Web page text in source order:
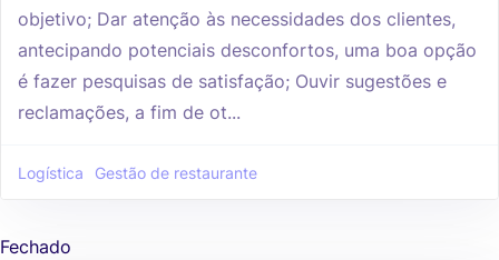
objetivo; Dar atenção às necessidades dos clientes,
antecipando potenciais desconfortos, uma boa opção
é fazer pesquisas de satisfação; Ouvir sugestões e
reclamações, a fim de ot...
Logística Gestão de restaurante
Fechado